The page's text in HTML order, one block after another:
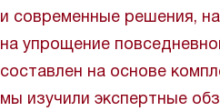
и современные решения,
на упрощение
составлен на основе
мы изучили экспертные